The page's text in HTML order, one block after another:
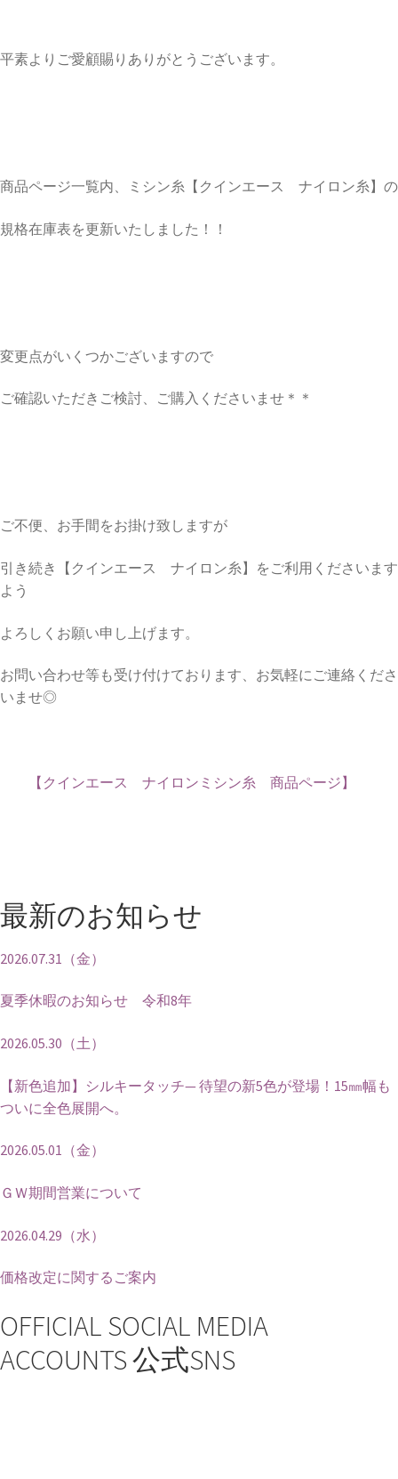
平素よりご愛顧賜りありがとうございます。
商品ページ一覧内、ミシン糸【クインエース ナイロン糸】の
規格在庫表を更新いたしました！！
変更点がいくつかございますので
ご確認いただきご検討、ご購入くださいませ＊＊
ご不便、お手間をお掛け致しますが
引き続き【クインエース ナイロン糸】をご利用くださいます
よう
よろしくお願い申し上げます。
お問い合わせ等も受け付けております、お気軽にご連絡くださ
いませ◎
【クインエース ナイロンミシン糸 商品ページ】
最新のお知らせ
2026.07.31（金）
夏季休暇のお知らせ 令和8年
2026.05.30（土）
【新色追加】シルキータッチ— 待望の新5色が登場！15㎜幅も
ついに全色展開へ。
2026.05.01（金）
ＧＷ期間営業について
2026.04.29（水）
価格改定に関するご案内
OFFICIAL SOCIAL MEDIA
ACCOUNTS公式SNS